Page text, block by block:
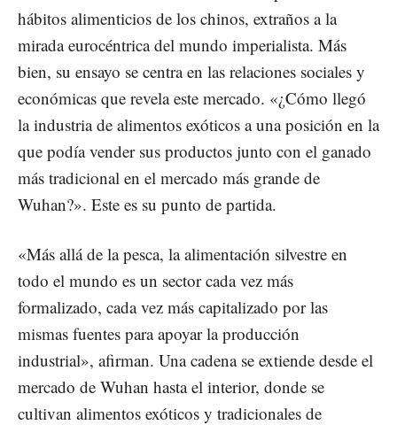
hábitos alimenticios de los chinos, extraños a la
mirada eurocéntrica del mundo imperialista. Más
bien, su ensayo se centra en las relaciones sociales y
económicas que revela este mercado. «¿Cómo llegó
la industria de alimentos exóticos a una posición en la
que podía vender sus productos junto con el ganado
más tradicional en el mercado más grande de
Wuhan?». Este es su punto de partida.
«Más allá de la pesca, la alimentación silvestre en
todo el mundo es un sector cada vez más
formalizado, cada vez más capitalizado por las
mismas fuentes para apoyar la producción
industrial», afirman. Una cadena se extiende desde el
mercado de Wuhan hasta el interior, donde se
cultivan alimentos exóticos y tradicionales de